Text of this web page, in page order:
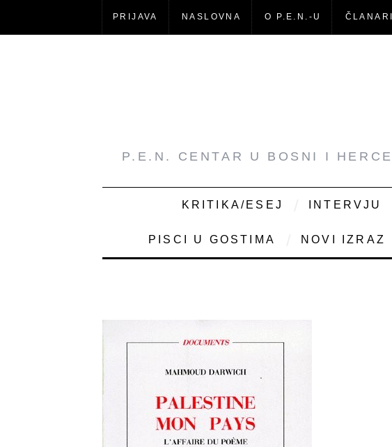
PRIJAVA NASLOVNA O P.E.N.-U
P.E.N. CENTAR U BOSNI I
KRITIKA/ESEJ INTERVJU
PISCI U GOSTIMA NOVI IZRAZ